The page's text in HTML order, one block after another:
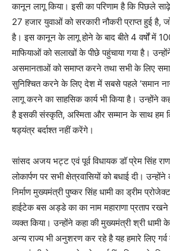
कानून लागू किया। इसी का परिणाम है कि पिछले
27 हजार युवाओं को सरकारी नौकरी प्राप्त हुई है,
है। इस कानून के लागू होने के बाद बीते 4 वर्षों में
माफियाओं को सलाखों के पीछे पहुंचाया गया है।
असमानताओं को समाप्त करने तथा सभी के लिए
सुनिश्चित करने के लिए देश में सबसे पहले ‘समान
लागू करने का साहसिक कार्य भी किया है। उन्होंने
है इसकी संस्कृति, अस्मिता और सम्मान के साथ हम
षड्यंत्र बर्दाश्त नहीं करेंगे।
सांसद अजय भट्ट एवं पूर्व विधायक डॉ प्रेम सिंह
लोकार्पण पर सभी क्षेत्रवासियों को बधाई दी।
निर्माण मुख्यमंत्री पुष्कर सिंह धामी का ड्रीम
हाईटेक बस अड्डे का का नाम महाराणा प्रताप
व्यक्त किया। उन्होंने कहा की मुख्यमंत्री श्री धामी
अन्य राज्य भी अनुशरण कर रहे है यह हमारे लिए गर्व